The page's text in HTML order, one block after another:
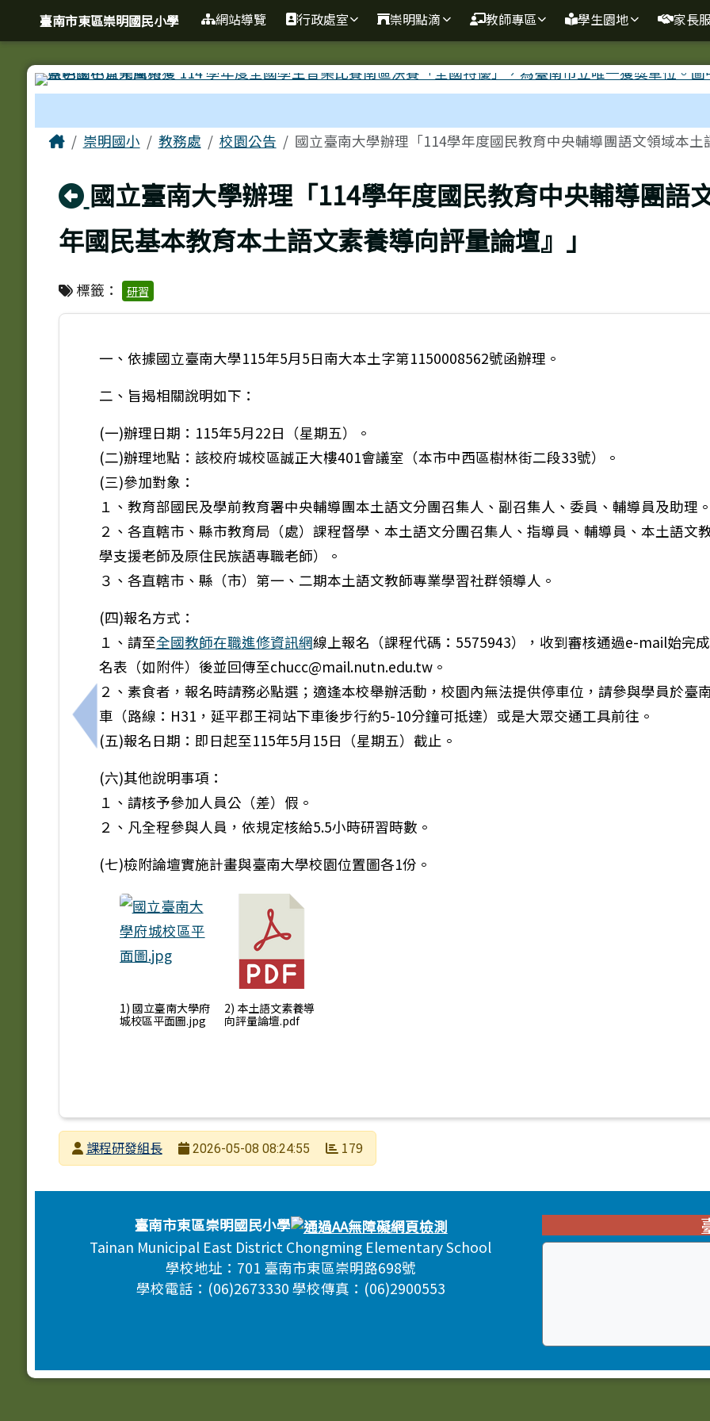
跳至主內容區
臺南市東區崇明國民小學
導覽列臺南市東區崇明國民小學 網站導覽 行政處室 崇明點滴 教師專區 學生園地 家長
主內容區域
Home崇明國小 教務處 校園公告 國立臺南大學辦理「114學年度國民教育中央輔導團語文領域本土
回上頁
國立臺南大學辦理「114學年度國民教育中央輔導團語
年國民基本教育本土語文素養導向評量論壇』」
標籤： 研習
上一筆：115年資訊月「傑出資訊人才獎」選拔活動相關事宜
一、依據國立臺南大學115年5月5日南大本土字第1150008562號函辦理。
二、旨揭相關說明如下：
(一)辦理日期：115年5月22日（星期五）。
(二)辦理地點：該校府城校區誠正大樓401會議室（本市中西區樹林街二段33號）。
(三)參加對象：
１、教育部國民及學前教育署中央輔導團本土語文分團召集人、副召集人、委員、輔導員及助理。
２、各直轄市、縣市教育局（處）課程督學、本土語文分團召集人、指導員、輔導員、本土語文
學支援老師及原住民族語專職老師）。
３、各直轄市、縣（市）第一、二期本土語文教師專業學習社群領導人。
(四)報名方式：
１、請至全國教師在職進修資訊網線上報名（課程代碼：5575943），收到審核通過e-mail始完
名表（如附件）後並回傳至chucc@mail.nutn.edu.tw。
２、素食者，報名時請務必點選；適逢本校舉辦活動，校園內無法提供停車位，請參與學員於臺
車（路線：H31，延平郡王祠站下車後步行約5-10分鐘可抵達）或是大眾交通工具前往。
(五)報名日期：即日起至115年5月15日（星期五）截止。
(六)其他說明事項：
１、請核予參加人員公（差）假。
２、凡全程參與人員，依規定核給5.5小時研習時數。
(七)檢附論壇實施計畫與臺南大學校園位置圖各1份。
1) 國立臺南大學府
城校區平面圖.jpg
2) 本土語文素養導
向評量論壇.pdf
發布者課程研發組長
2026-05-08 08:24:55 179
頁尾區域
頁尾區域內容臺南市東區崇明國民小學
Tainan Municipal East District Chongming Elementary School
學校地址：701 臺南市東區崇明路698號
學校電話：(06)2673330 學校傳真：(06)2900553